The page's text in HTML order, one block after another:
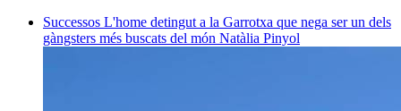
Successos L'home detingut a la Garrotxa que nega ser un dels
gàngsters més buscats del món Natàlia Pinyol